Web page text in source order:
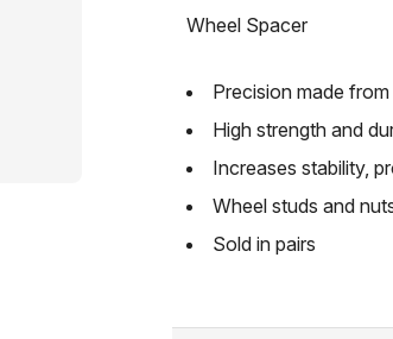
Wheel Spacer
Precision made
High strength and
Increases stability,
Wheel studs and
Sold in pairs